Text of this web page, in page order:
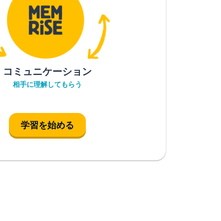
コミュニケーション
相手に理解してもらう
学習を始める